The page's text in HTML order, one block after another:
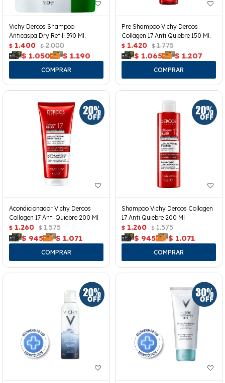
Vichy Dercos Shampoo
Anticaspa Dry Refill 390 Ml.
$ 1.400 $ 2.000
$ 1.050 $ 1.190
Pre Shampoo Vichy Dercos
Collagen 17 Anti Quiebre 150 Ml.
$ 1.420 $ 1.775
$ 1.065 $ 1.207
Acondicionador Vichy Dercos
Collagen 17 Anti Quiebre 200 Ml
$ 1.260 $ 1.575
$ 945 $ 1.071
Shampoo Vichy Dercos Collagen
17 Anti Quiebre 200 Ml
$ 1.260 $ 1.575
$ 945 $ 1.071